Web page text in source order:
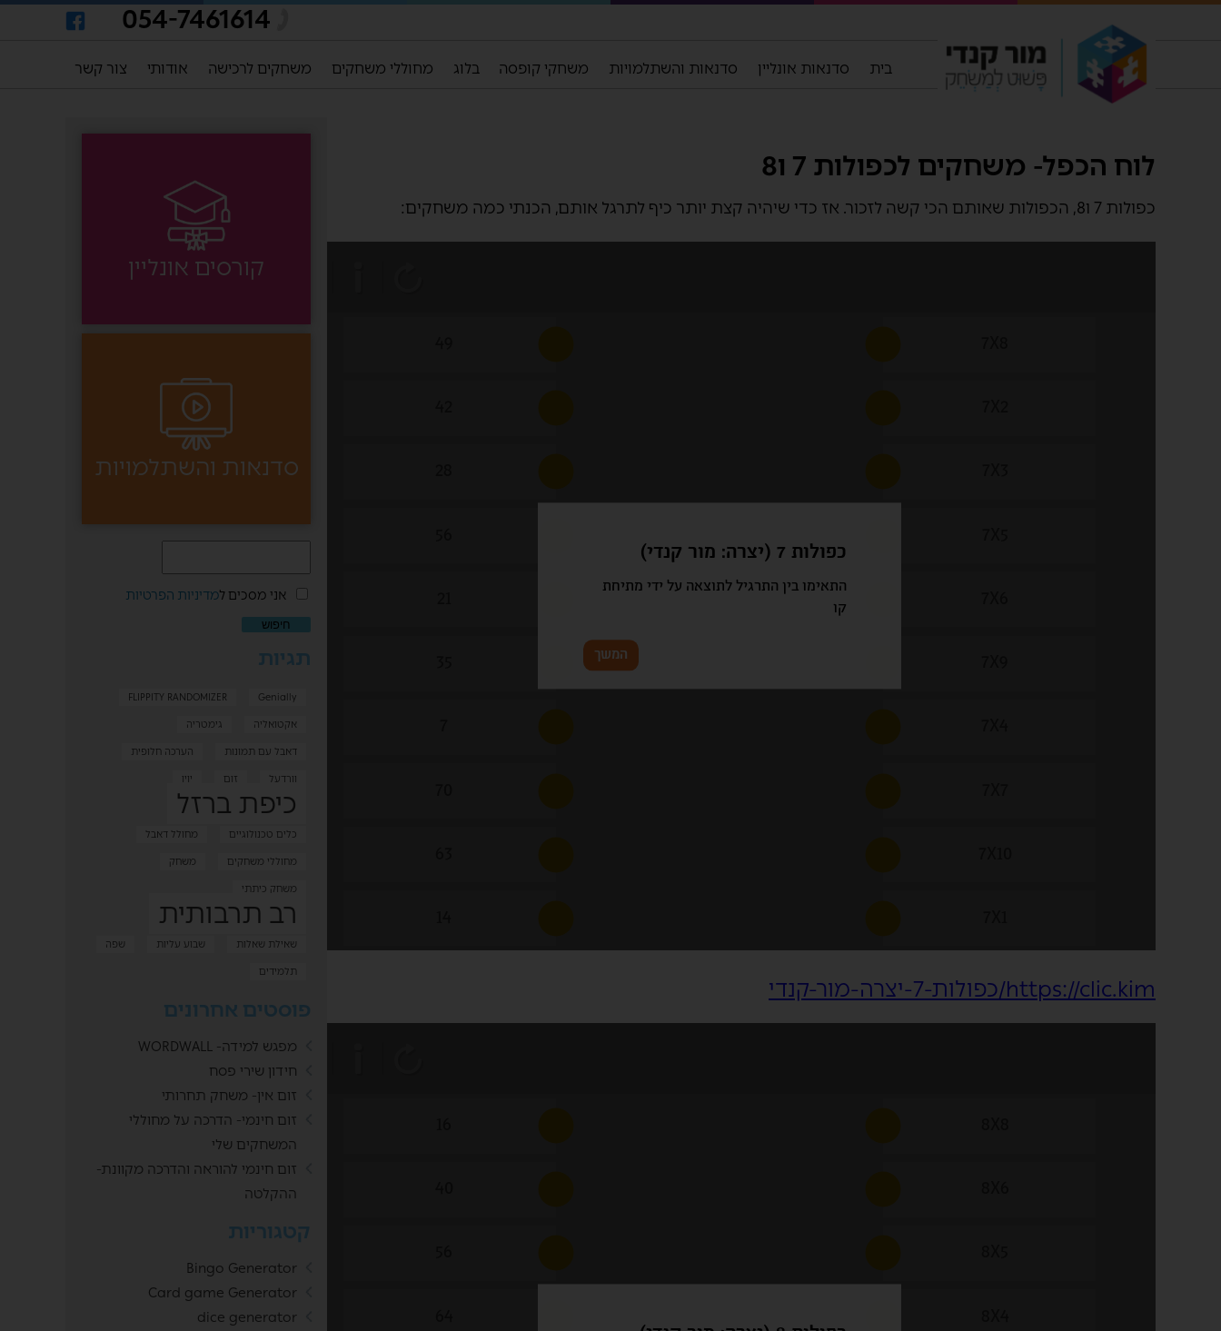
054-7461614
בית סדנאות אונליין סדנאות והשתלמויות משחקי קופסה בלוג מחוללי משחקים משחקים לרכישה אודותי צור קשר
לוח הכפל- משחקים לכפולות 7 ו8
כפולות 7 ו8, הכפולות שאותם הכי קשה לזכור. אז כדי שיהיה קצת יותר כיף לתרגל אותם, הכנתי כמה משחקים:
https://clic.kim/כפולות-7-יצרה-מור-קנדי
קורסים אונליין
סדנאות והשתלמויות
אני מסכים למדיניות הפרטיות
תגיות
FLIPPITY RANDOMIZER
Genially
אקטואליה
גימטריה
דאבל עם תמונות
הערכה חלופית
וורדעל
זום יויו
כיפת ברזל
כלים טכנולוגיים
מחולל דאבל
מחוללי משחקים
משחק
משחק כיתתי
רב תרבותית
שאילת שאלות שבוע עליות
שפה
תלמידים
פוסטים אחרונים
מפגש למידה- WORDWALL
חידון שירי פסח
זום אין- משחק תחרותי
זום חינמי- הדרכה על מחוללי
המשחקים שלי
זום חינמי להוראה והדרכה מקוונת-
ההקלטה
קטגוריות
Bingo Generator
Card game Generator
dice generator